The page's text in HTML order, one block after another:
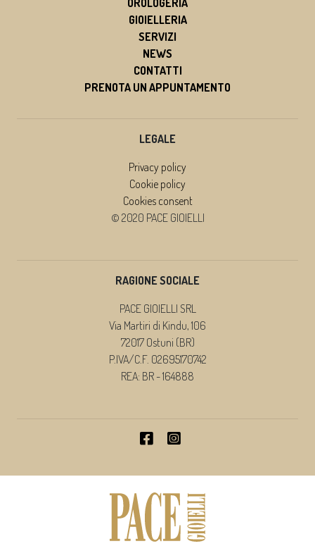
GIOIELLERIA
SERVIZI
NEWS
CONTATTI
PRENOTA UN APPUNTAMENTO
LEGALE
Privacy policy
Cookie policy
Cookies consent
© 2020 PACE GIOIELLI
RAGIONE SOCIALE
PACE GIOIELLI SRL
Via Martiri di Kindu, 106
72017 Ostuni (BR)
P.IVA/C.F. 02695170742
REA: BR - 164888